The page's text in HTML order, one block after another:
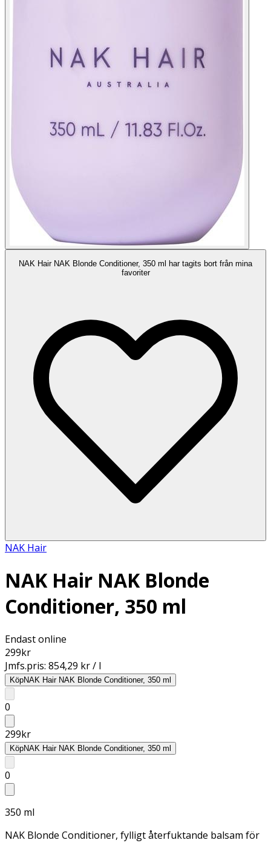
NAK Hair NAK Blonde Conditioner, 350 ml har tagits bort från mina
favoriter
NAK Hair
NAK Hair NAK Blonde
Conditioner, 350 ml
Endast online
299kr
Jmfs.pris: 854,29 kr / l
KöpNAK Hair NAK Blonde Conditioner, 350 ml
0
299kr
KöpNAK Hair NAK Blonde Conditioner, 350 ml
0
350 ml
NAK Blonde Conditioner, fylligt återfuktande balsam för